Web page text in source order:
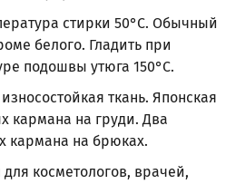
стирки 50°С. Обычный
белого. Гладить при
подошвы утюга 150°С.
ткань. Японская
кармана на груди. Два
кармана на брюках.
косметологов, врачей,